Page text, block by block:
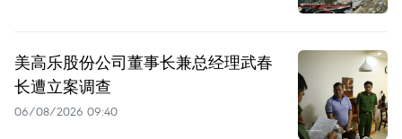
美高乐股份公司董事长兼总经理武春
长遭立案调查
06/08/2026 09:40